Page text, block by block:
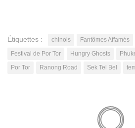
Étiquettes : chinois Fantômes Affamés
Festival de Por Tor
Hungry Ghosts
Por Tor
Ranong Road Sek Tel Bel